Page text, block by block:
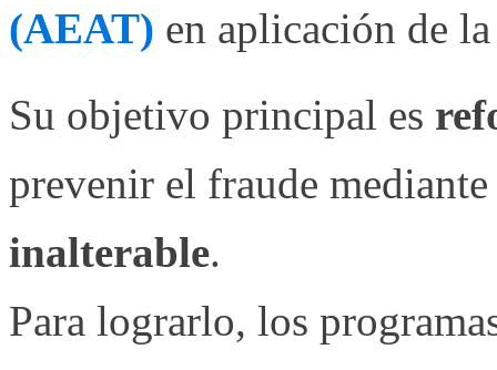
(AEAT) en aplicación de
Su objetivo principal es
prevenir el fraude
inalterable.
Para lograrlo, los